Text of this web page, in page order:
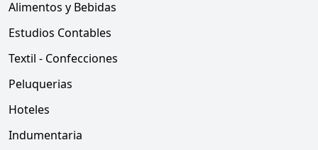
Alimentos y Bebidas
Estudios Contables
Textil - Confecciones
Peluquerias
Hoteles
Indumentaria